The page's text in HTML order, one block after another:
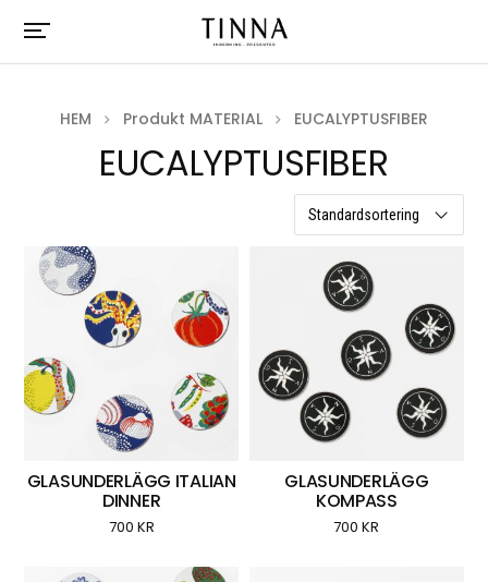
HEM Produkt MATERIAL EUCALYPTUSFIBER
EUCALYPTUSFIBER
GLASUNDERLÄGG ITALIAN
DINNER
700 KR
GLASUNDERLÄGG
KOMPASS
700KR